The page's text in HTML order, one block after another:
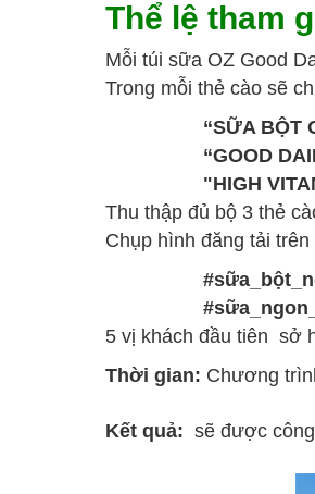
Thể lệ tham
Mỗi túi sữa OZ Good
Trong mỗi thẻ cào sẽ
“SỮA BỘT
“GOOD
"HIGH
Thu thập đủ bộ 3 thẻ
Chụp hình đăng tải
5 vị khách đầu tiên sở
Thời gian: Chương
Kết quả: sẽ được